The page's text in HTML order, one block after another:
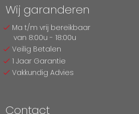
Wij garanderen
Ma t/m vrij bereikbaar
van 8:00u - 18:00u
Veilig Betalen
1 Jaar Garantie
Vakkundig Advies
Contact